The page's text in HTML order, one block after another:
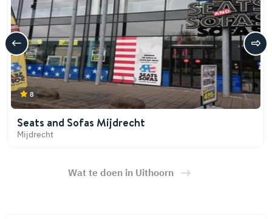
8
Seats and Sofas Mijdrecht
Mijdrecht
Wat te doen in Uithoorn